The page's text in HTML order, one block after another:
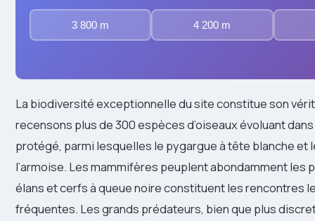
3 800 m 4 200 m
La biodiversité exceptionnelle du site constitue son
recensons plus de 300 espèces d’oiseaux évoluant
protégé, parmi lesquelles le pygargue à tête blanche et
l’armoise. Les mammifères peuplent abondamment les
élans et cerfs à queue noire constituent les rencontres
fréquentes. Les grands prédateurs, bien que plus